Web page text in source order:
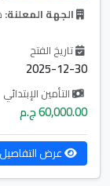
الجهة المعلنة:
تاريخ الفتح
2025-12-30
التأمين الإبتدائي
60,000.00 ج.م
عرض التفاصيل